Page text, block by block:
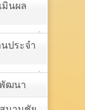
มินผล
ประจำ
ฒนา